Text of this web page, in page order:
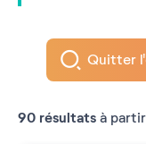
Quitter
90 résultats à